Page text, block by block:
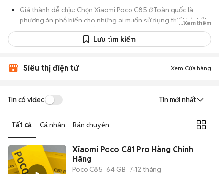
Giá thành dễ chịu: Chọn Xiaomi Poco C85 ở Toàn quốc là
phương án phổ biến cho những ai muốn sử dụng thiết bị chất
lượng nhưng không muốn chi trả mức giá đắt đỏ của máy mới.
Đa dạng người bán: Bạn có thể tìm Xiaomi Poco C85 ở Toàn
đủ các phiên bản dung lượng và màu sắc.
bảo máy hoạt động ổn định.
Tiết kiệm thời gian: Quy trình trao đổi trực tiếp, không qua các
bước chờ đợi vận chuyển rườm rà, tiền trao cháo múc ngay khi
kiểm tra xong.
...Xem thêm
Lưu tìm kiếm
Siêu thị điện tử Xem Cửa hàng
Tin có video Tin mới nhất
Tất cả Cá nhân Bán chuyên
Xiaomi Poco C81 Pro Hàng Chính
Hãng
Poco C85 64 GB 7-12 tháng